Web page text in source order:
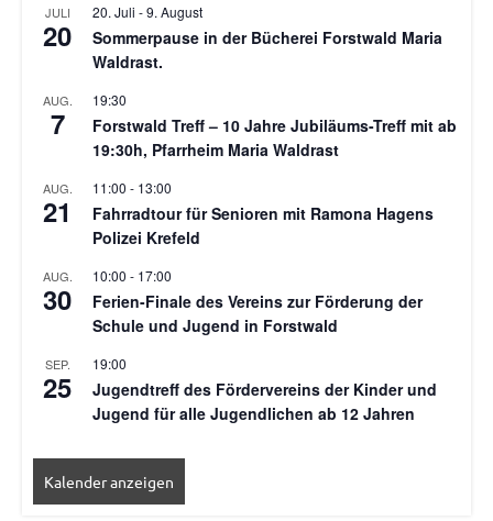
JULI
20
20. Juli -9. August
Sommerpause in der Bücherei Forstwald Maria
Waldrast.
AUG.
7
19:30
Forstwald Treff – 10 Jahre Jubiläums-Treff mit ab
19:30h, Pfarrheim Maria Waldrast
AUG.
21
11:00 - 13:00
Fahrradtour für Senioren mit Ramona Hagens
Polizei Krefeld
AUG.
30
10:00 - 17:00
Ferien-Finale des Vereins zur Förderung der
Schule und Jugend in Forstwald
SEP.
25
19:00
Jugendtreff des Fördervereins der Kinder und
Jugend für alle Jugendlichen ab 12 Jahren
Kalender anzeigen